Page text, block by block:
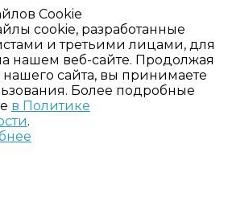
Cookie
cookie, разработанные
и третьими лицами, для
нашем веб-сайте. Продолжая
сайта, вы принимаете
Более подробные
в Политике
.